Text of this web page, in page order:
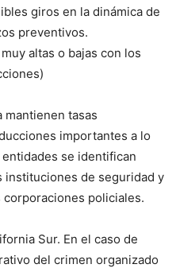
giros en la dinámica de
preventivos.
muy altas o bajas con los
mantienen tasas
importantes a lo
se identifican
de seguridad y
policiales.
Sur. En el caso de
del crimen organizado